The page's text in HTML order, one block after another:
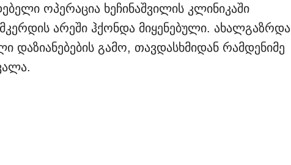
ოპერაცია ხეჩინაშვილის კლინიკაში
არეში ჰქონდა მიყენებული. ახალგაზრდა
დაზიანებების გამო, თავდასხმიდან რამდენიმე